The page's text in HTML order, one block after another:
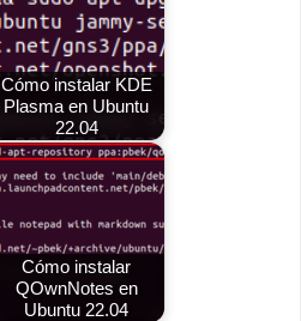
Cómo instalar KDE
Plasma en Ubuntu
22.04
Cómo instalar
QOwnNotes en
Ubuntu 22.04